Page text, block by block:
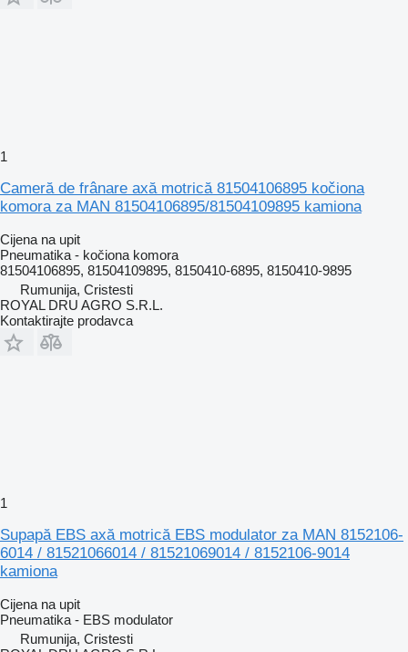
1
Cameră de frânare axă motrică 81504106895 kočiona
komora za MAN 81504106895/81504109895 kamiona
Cijena na upit
Pneumatika - kočiona komora
81504106895, 81504109895, 8150410-6895, 8150410-9895
Rumunija, Cristesti
ROYAL DRU AGRO S.R.L.
Kontaktirajte prodavca
1
Supapă EBS axă motrică EBS modulator za MAN 8152106-
6014 / 81521066014 / 81521069014 / 8152106-9014
kamiona
Cijena na upit
Pneumatika - EBS modulator
Rumunija, Cristesti